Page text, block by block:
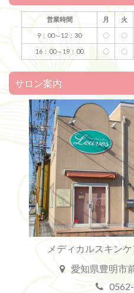
営業時間 月 火
9：00～12：30 〇 〇
16：00～19：00 〇 〇
サロン案内
メディカルスキン
愛知県豊明市